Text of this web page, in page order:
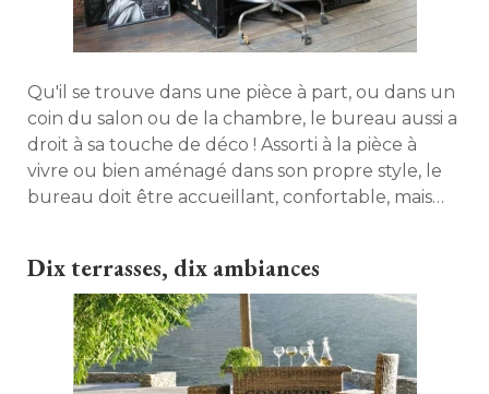
Qu'il se trouve dans une pièce à part, ou dans un
coin du salon ou de la chambre, le bureau aussi a
droit à sa touche de déco ! Assorti à la pièce à
vivre ou bien aménagé dans son propre style, le
bureau doit être accueillant, confortable, mais
Dix terrasses, dix ambiances